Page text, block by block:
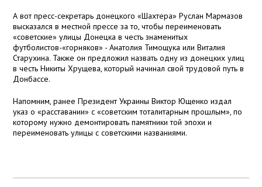
А вот пресс-секретарь донецкого «Шахтера» Руслан Мармазов
высказался в местной прессе за то, чтобы переименовать
«советские» улицы Донецка в честь знаменитых
футболистов-«горняков» - Анатолия Тимощука или Виталия
Старухина. Также он предложил назвать одну из донецких улиц
в честь Никиты Хрущева, который начинал свой трудовой путь в
Донбассе.
Напомним, ранее Президент Украины Виктор Ющенко издал
указ о «расставании» с «советским тоталитарным прошлым», по
которому нужно демонтировать памятники той эпохи и
переименовать улицы с советскими названиями.